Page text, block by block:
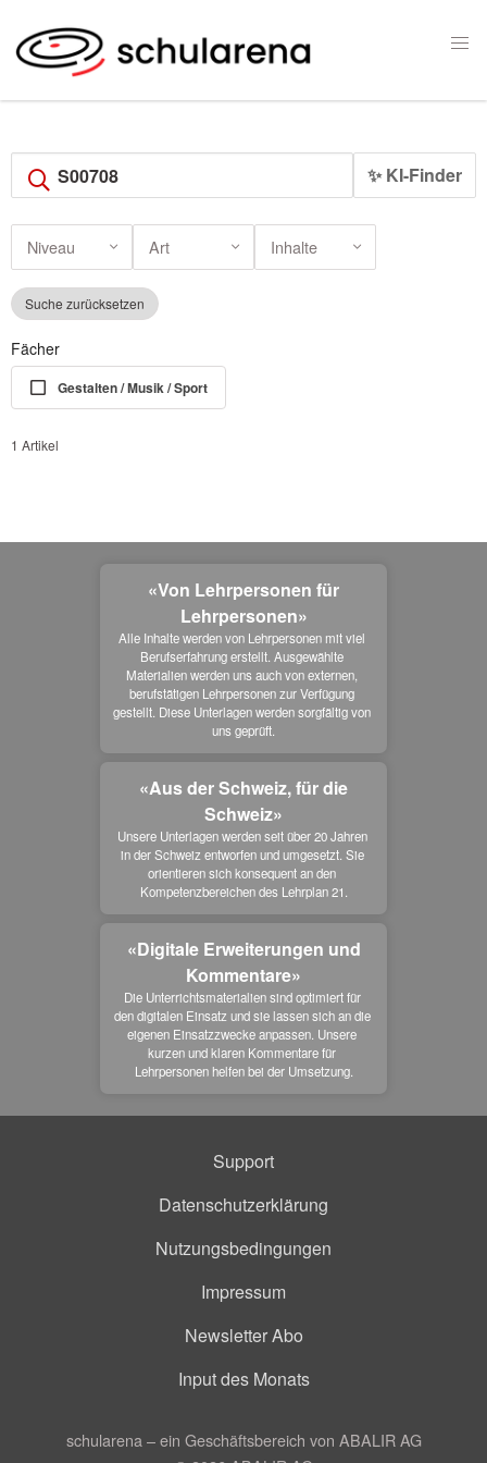
✨ KI-Finder
Niveau Art Inhalte
Suche zurücksetzen
Fächer
Gestalten / Musik / Sport
1 Artikel
«Von Lehrpersonen für
Lehrpersonen»
Alle Inhalte werden von Lehrpersonen mit viel
Berufserfahrung erstellt. Ausgewählte
Materialien werden uns auch von externen,
berufstätigen Lehrpersonen zur Verfügung
gestellt. Diese Unterlagen werden sorgfältig von
uns geprüft.
«Aus der Schweiz, für die
Schweiz»
Unsere Unterlagen werden seit über 20 Jahren
in der Schweiz entworfen und umgesetzt. Sie
orientieren sich konsequent an den
Kompetenzbereichen des Lehrplan 21.
«Digitale Erweiterungen und
Kommentare»
Die Unterrichtsmaterialien sind optimiert für
den digitalen Einsatz und sie lassen sich an die
eigenen Einsatzzwecke anpassen. Unsere
kurzen und klaren Kommentare für
Lehrpersonen helfen bei der Umsetzung.
Support
Datenschutzerklärung
Nutzungsbedingungen
Impressum
Newsletter Abo
Input des Monats
schularena – ein Geschäftsbereich von ABALIR AG